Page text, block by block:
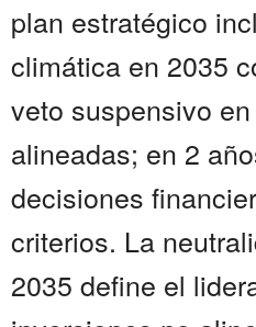
plan estratégico
climática en 2035
veto suspensivo
alineadas; en 2
decisiones
criterios. La
2035 define el